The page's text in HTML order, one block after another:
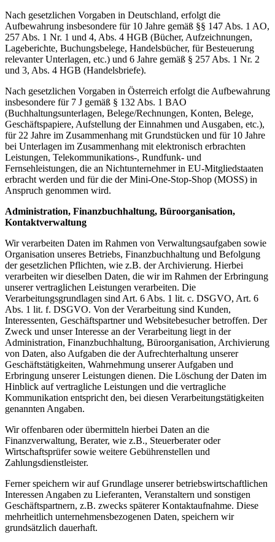
Nach gesetzlichen Vorgaben in Deutschland, erfolgt die
Aufbewahrung insbesondere für 10 Jahre gemäß §§ 147 Abs. 1 AO,
257 Abs. 1 Nr. 1 und 4, Abs. 4 HGB (Bücher, Aufzeichnungen,
Lageberichte, Buchungsbelege, Handelsbücher, für Besteuerung
relevanter Unterlagen, etc.) und 6 Jahre gemäß § 257 Abs. 1 Nr. 2
und 3, Abs. 4 HGB (Handelsbriefe).
Nach gesetzlichen Vorgaben in Österreich erfolgt die Aufbewahrung
insbesondere für 7 J gemäß § 132 Abs. 1 BAO
(Buchhaltungsunterlagen, Belege/Rechnungen, Konten, Belege,
Geschäftspapiere, Aufstellung der Einnahmen und Ausgaben, etc.),
für 22 Jahre im Zusammenhang mit Grundstücken und für 10 Jahre
bei Unterlagen im Zusammenhang mit elektronisch erbrachten
Leistungen, Telekommunikations-, Rundfunk- und
Fernsehleistungen, die an Nichtunternehmer in EU-Mitgliedstaaten
erbracht werden und für die der Mini-One-Stop-Shop (MOSS) in
Anspruch genommen wird.
Administration, Finanzbuchhaltung, Büroorganisation,
Kontaktverwaltung
Wir verarbeiten Daten im Rahmen von Verwaltungsaufgaben sowie
Organisation unseres Betriebs, Finanzbuchhaltung und Befolgung
der gesetzlichen Pflichten, wie z.B. der Archivierung. Hierbei
verarbeiten wir dieselben Daten, die wir im Rahmen der Erbringung
unserer vertraglichen Leistungen verarbeiten. Die
Verarbeitungsgrundlagen sind Art. 6 Abs. 1 lit. c. DSGVO, Art. 6
Abs. 1 lit. f. DSGVO. Von der Verarbeitung sind Kunden,
Interessenten, Geschäftspartner und Websitebesucher betroffen. Der
Zweck und unser Interesse an der Verarbeitung liegt in der
Administration, Finanzbuchhaltung, Büroorganisation, Archivierung
von Daten, also Aufgaben die der Aufrechterhaltung unserer
Geschäftstätigkeiten, Wahrnehmung unserer Aufgaben und
Erbringung unserer Leistungen dienen. Die Löschung der Daten im
Hinblick auf vertragliche Leistungen und die vertragliche
Kommunikation entspricht den, bei diesen Verarbeitungstätigkeiten
genannten Angaben.
Wir offenbaren oder übermitteln hierbei Daten an die
Finanzverwaltung, Berater, wie z.B., Steuerberater oder
Wirtschaftsprüfer sowie weitere Gebührenstellen und
Zahlungsdienstleister.
Ferner speichern wir auf Grundlage unserer betriebswirtschaftlichen
Interessen Angaben zu Lieferanten, Veranstaltern und sonstigen
Geschäftspartnern, z.B. zwecks späterer Kontaktaufnahme. Diese
mehrheitlich unternehmensbezogenen Daten, speichern wir
grundsätzlich dauerhaft.